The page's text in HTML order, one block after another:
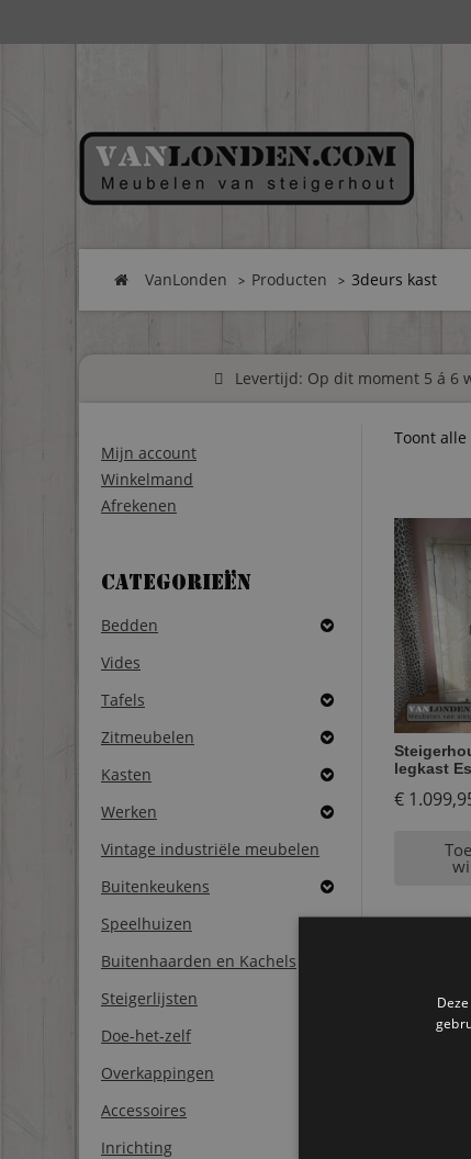
VanLonden Producten 3deurs kast
Levertijd: Op dit moment 5 á 6
Mijn account
Winkelmand
Afrekenen
Categorieën
Bedden
Vides
Tafels
Zitmeubelen
Kasten
Werken
Vintage industriële meubelen
Buitenkeukens
Speelhuizen
Buitenhaarden en Kachels
Steigerlijsten
Doe-het-zelf
Overkappingen
Accessoires
Inrichting
Toont
legkast
€